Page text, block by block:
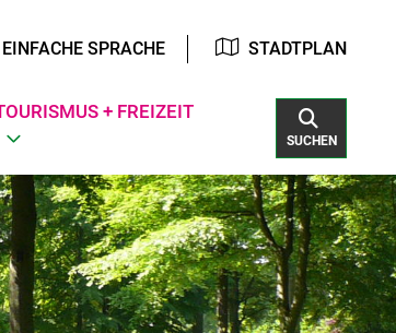
EINFACHE SPRACHE STADTPLAN
+ FREIZEIT
SUCHEN